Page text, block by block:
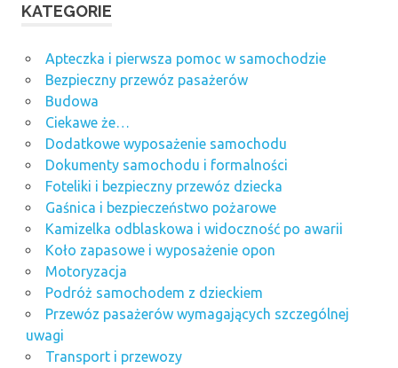
KATEGORIE
Apteczka i pierwsza pomoc w samochodzie
Bezpieczny przewóz pasażerów
Budowa
Ciekawe że…
Dodatkowe wyposażenie samochodu
Dokumenty samochodu i formalności
Foteliki i bezpieczny przewóz dziecka
Gaśnica i bezpieczeństwo pożarowe
Kamizelka odblaskowa i widoczność po awarii
Koło zapasowe i wyposażenie opon
Motoryzacja
Podróż samochodem z dzieckiem
Przewóz pasażerów wymagających szczególnej
uwagi
Transport i przewozy